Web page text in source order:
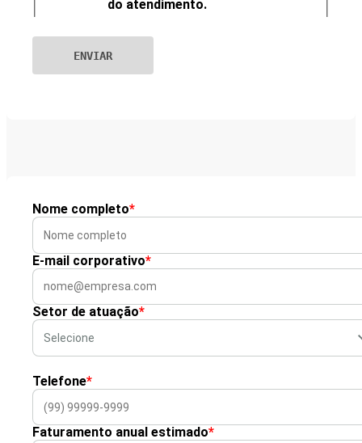
do atendimento.
Nome completo*
E-mail corporativo*
Setor de atuação*
Telefone*
Faturamento anual estimado*